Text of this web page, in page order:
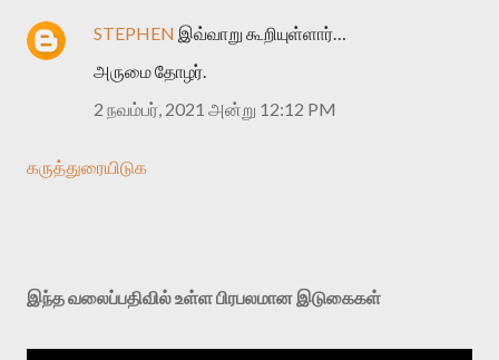
STEPHEN இவ்வாறு கூறியுள்ளார்…
அருமை தோழர்.
2 நவம்பர், 2021 அன்று 12:12 PM
கருத்துரையிடுக
இந்த வலைப்பதிவில் உள்ள பிரபலமான இடுகைகள்